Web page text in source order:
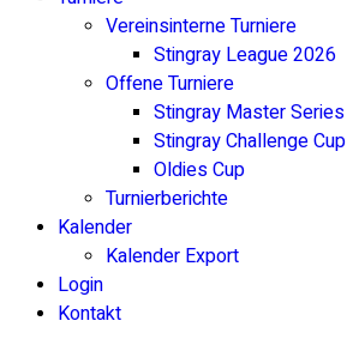
Vereinsinterne Turniere
Stingray League 2026
Offene Turniere
Stingray Master Series
Stingray Challenge Cup
Oldies Cup
Turnierberichte
Kalender
Kalender Export
Login
Kontakt